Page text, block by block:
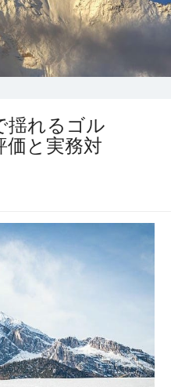
揺れるゴル
価と実務対